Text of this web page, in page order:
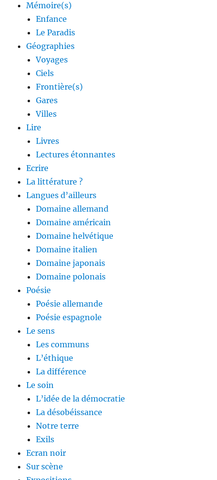
Mémoire(s)
Enfance
Le Paradis
Géographies
Voyages
Ciels
Frontière(s)
Gares
Villes
Lire
Livres
Lectures étonnantes
Ecrire
La littérature ?
Langues d’ailleurs
Domaine allemand
Domaine américain
Domaine helvétique
Domaine italien
Domaine japonais
Domaine polonais
Poésie
Poésie allemande
Poésie espagnole
Le sens
Les communs
L’éthique
La différence
Le soin
L’idée de la démocratie
La désobéissance
Notre terre
Exils
Ecran noir
Sur scène